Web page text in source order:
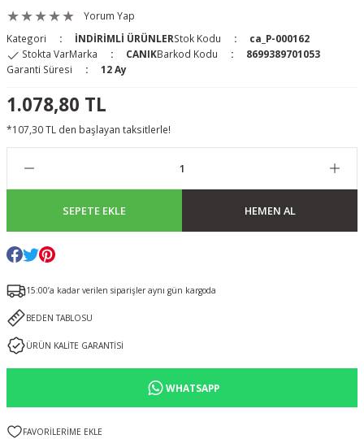
Well) ve Arka Kabzalar
Kılıfları
Yorum Yap
Kategori
İNDİRİMLİ ÜRÜNLERStok Kodu
ca_P-000162
Stokta VarMarka CANIKBarkod Kodu
8699389701053
Garanti Süresi
12 Ay
1.078,80 TL
*107,30 TL den başlayan taksitlerle!
SEPETE EKLE HEMEN AL
15:00’a kadar verilen siparişler aynı gün kargoda
BEDEN TABLOSU
ÜRÜN KALİTE GARANTİSİ
WHATSAPP